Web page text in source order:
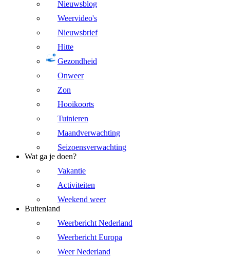
Nieuwsblog
Weervideo's
Nieuwsbrief
Hitte
Gezondheid
Onweer
Zon
Hooikoorts
Tuinieren
Maandverwachting
Seizoensverwachting
Wat ga je doen?
Vakantie
Activiteiten
Weekend weer
Buitenland
Weerbericht Nederland
Weerbericht Europa
Weer Nederland